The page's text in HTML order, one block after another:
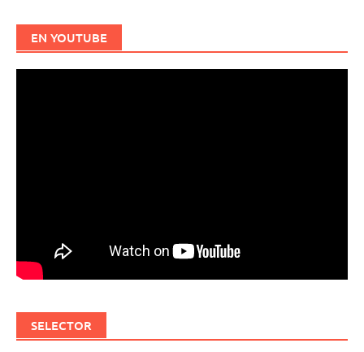
EN YOUTUBE
SELECTOR